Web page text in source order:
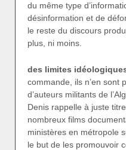
du même type
désinformation et de
le reste du discours
plus, ni moins.
des limites
commande, ils n’en sont
d’auteurs militants de
Denis rappelle à juste
nombreux films
ministères en métropole
le but de les promouvoir